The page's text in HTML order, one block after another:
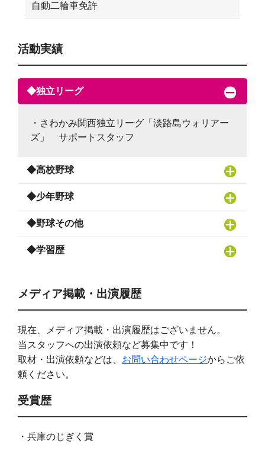
自動二輪車免許
活動実績
◆独立リーグ
・さわかみ関西独立リーグ「淡路島ウォリアー
ズ」 サポートスタッフ
◆高校野球
◆少年野球
◆野球その他
◆学習歴
メディア掲載・出演履歴
現在、メディア掲載・出演履歴はございません。
当スタッフへの出演依頼など募集中です！
取材・出演依頼などは、 お問い合わせページからご依
頼ください。
受賞歴
・兵庫のじぎく賞